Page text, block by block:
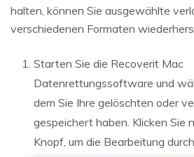
halten, können Sie ausgewählte
verschiedenen Formaten
Starten Sie die Recoverit Mac
Datenrettungssoftware und
dem Sie Ihre gelöschten oder
gespeichert haben. Klicken Sie
Knopf, um die Bearbeitung